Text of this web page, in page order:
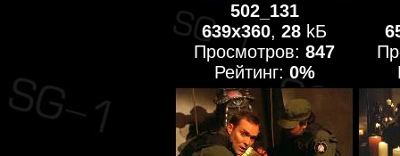
502_131
639x360, 28 kБ
Просмотров: 847
Рейтинг: 0%